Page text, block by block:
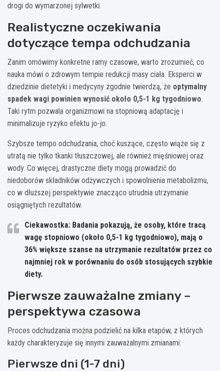
drogi do wymarzonej sylwetki.
Realistyczne oczekiwania
dotyczące tempa odchudzania
Zanim omówimy konkretne ramy czasowe, warto zrozumieć, co
nauka mówi o zdrowym tempie redukcji masy ciała. Eksperci w
dziedzinie dietetyki i medycyny zgodnie twierdzą, że optymalny
spadek wagi powinien wynosić około 0,5-1 kg tygodniowo.
Taki rytm pozwala organizmowi na stopniową adaptację i
minimalizuje ryzyko efektu jo-jo.
Szybsze tempo odchudzania, choć kuszące, często wiąże się z
utratą nie tylko tkanki tłuszczowej, ale również mięśniowej oraz
wody. Co więcej, drastyczne diety mogą prowadzić do
niedoborów składników odżywczych i spowolnienia metabolizmu,
co w dłuższej perspektywie znacząco utrudnia utrzymanie
osiągniętych rezultatów.
Ciekawostka: Badania pokazują, że osoby, które tracą
wagę stopniowo (około 0,5-1 kg tygodniowo), mają o
36% większe szanse na utrzymanie rezultatów przez co
najmniej rok w porównaniu do osób stosujących szybkie
diety.
Pierwsze zauważalne zmiany –
perspektywa czasowa
Proces odchudzania można podzielić na kilka etapów, z których
każdy charakteryzuje się innymi zauważalnymi zmianami:
Pierwsze dni (1-7 dni)